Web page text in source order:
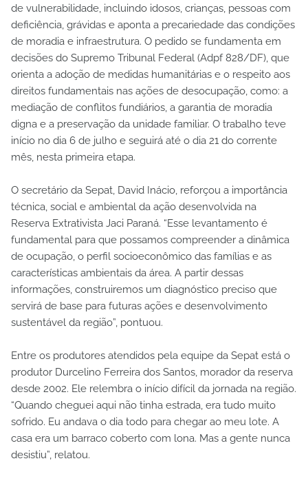
de vulnerabilidade, incluindo idosos, crianças, pessoas com
deficiência, grávidas e aponta a precariedade das condições
de moradia e infraestrutura. O pedido se fundamenta em
decisões do Supremo Tribunal Federal (Adpf 828/DF), que
orienta a adoção de medidas humanitárias e o respeito aos
direitos fundamentais nas ações de desocupação, como: a
mediação de conflitos fundiários, a garantia de moradia
digna e a preservação da unidade familiar. O trabalho teve
início no dia 6 de julho e seguirá até o dia 21 do corrente
mês, nesta primeira etapa.
O secretário da Sepat, David Inácio, reforçou a importância
técnica, social e ambiental da ação desenvolvida na
Reserva Extrativista Jaci Paraná. “Esse levantamento é
fundamental para que possamos compreender a dinâmica
de ocupação, o perfil socioeconômico das famílias e as
características ambientais da área. A partir dessas
informações, construiremos um diagnóstico preciso que
servirá de base para futuras ações e desenvolvimento
sustentável da região”, pontuou.
Entre os produtores atendidos pela equipe da Sepat está o
produtor Durcelino Ferreira dos Santos, morador da reserva
desde 2002. Ele relembra o início difícil da jornada na região.
“Quando cheguei aqui não tinha estrada, era tudo muito
sofrido. Eu andava o dia todo para chegar ao meu lote. A
casa era um barraco coberto com lona. Mas a gente nunca
desistiu”, relatou.